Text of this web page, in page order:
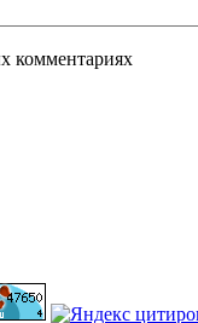
комментариях